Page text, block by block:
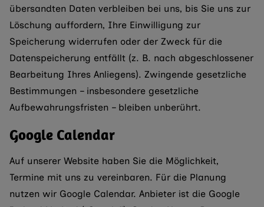
übersandten Daten verbleiben bei uns, bis Sie uns zur
Löschung auffordern, Ihre Einwilligung zur
Speicherung widerrufen oder der Zweck für die
Datenspeicherung entfällt (z. B. nach abgeschlossener
Bearbeitung Ihres Anliegens). Zwingende gesetzliche
Bestimmungen – insbesondere gesetzliche
Aufbewahrungsfristen – bleiben unberührt.
Google Calendar
Auf unserer Website haben Sie die Möglichkeit,
Termine mit uns zu vereinbaren. Für die Planung
nutzen wir Google Calendar. Anbieter ist die Google